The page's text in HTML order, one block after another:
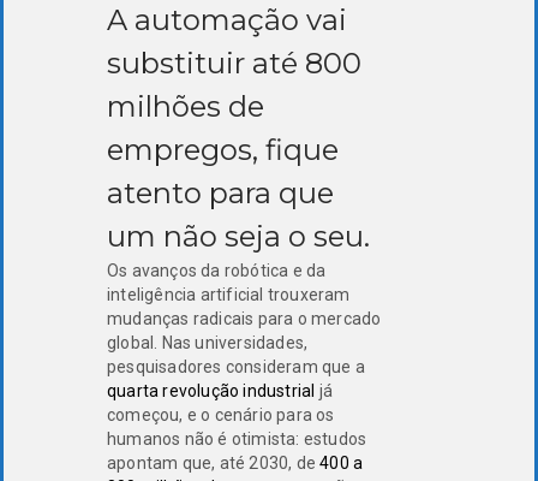
A automação vai
substituir até 800
milhões de
empregos, fique
atento para que
um não seja o seu.
Os avanços da robótica e da
inteligência artificial trouxeram
mudanças radicais para o mercado
global. Nas universidades,
pesquisadores consideram que a
quarta revolução industrial já
começou, e o cenário para os
humanos não é otimista: estudos
apontam que, até 2030, de400 a